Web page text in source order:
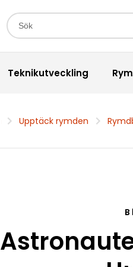
Sökfält
Teknikutveckling
Upptäck rymden